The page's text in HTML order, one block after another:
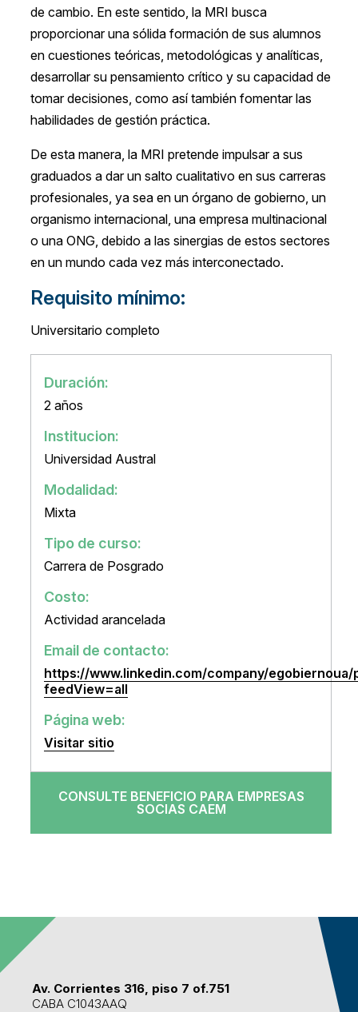
de cambio. En este sentido, la MRI busca
proporcionar una sólida formación de sus alumnos
en cuestiones teóricas, metodológicas y analíticas,
desarrollar su pensamiento crítico y su capacidad de
tomar decisiones, como así también fomentar las
habilidades de gestión práctica.
De esta manera, la MRI pretende impulsar a sus
graduados a dar un salto cualitativo en sus carreras
profesionales, ya sea en un órgano de gobierno, un
organismo internacional, una empresa multinacional
o una ONG, debido a las sinergias de estos sectores
en un mundo cada vez más interconectado.
Requisito mínimo:
Universitario completo
Duración:
2 años
Institucion:
Universidad Austral
Modalidad:
Mixta
Tipo de curso:
Carrera de Posgrado
Costo:
Actividad arancelada
Email de contacto:
https://www.linkedin.com/company/egobiernoua/
feedView=all
Página web:
Visitar sitio
CONSULTE BENEFICIO PARA EMPRESAS
SOCIAS CAEM
Av. Corrientes 316, piso 7 of.751
CABA C1043AAQ